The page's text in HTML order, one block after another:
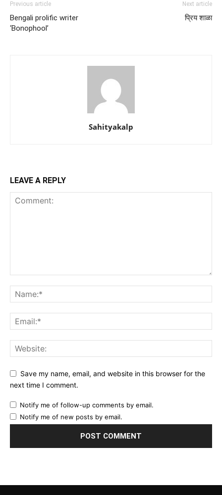
Previous article
Bengali prolific writer
‘Bonophool’
Next article
प्रिय शाळा
Sahityakalp
LEAVE A REPLY
Save my name, email, and website in this browser for the
next time I comment.
Notify me of follow-up comments by email.
Notify me of new posts by email.